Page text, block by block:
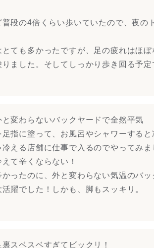
段の4倍くらい歩いていたので、夜の
ても多かったですが、足の疲れはほぼ
ました。そしてしっかり歩き回る予定
変わらないバックヤードで全然平気
指に塗って、お風呂やシャワーすると
える店舗に仕事で入るのでやってみま
て辛くならない！
ったのに、外と変わらない気温のバ
躍でした！しかも、脚もスッキリ。
スベスベすぎてビックリ！